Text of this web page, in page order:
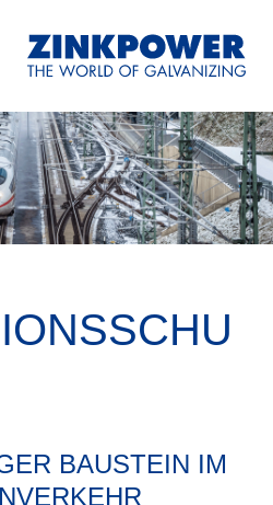
BAUSTEIN IM